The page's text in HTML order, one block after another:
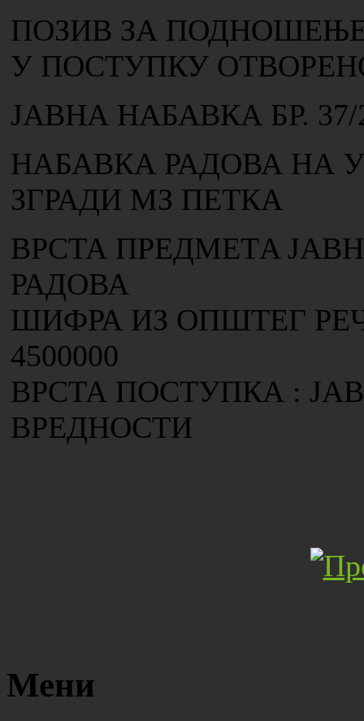
ПОЗИВ ЗА
У ПОСТУПКУ
ЈАВНА НАБАВКА БР. 37/
НАБАВКА РАДОВА НА
ЗГРАДИ МЗ ПЕТКА
ВРСТА ПРЕДМЕТA
РАДОВА
ШИФРА ИЗ ОПШТЕГ
4500000
ВРСТА ПОСТУПКА :
ВРЕДНОСТИ
Мени